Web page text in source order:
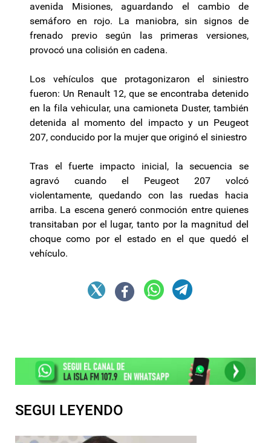
avenida Misiones, aguardando el cambio de
semáforo en rojo. La maniobra, sin signos de
frenado previo según las primeras versiones,
provocó una colisión en cadena.
Los vehículos que protagonizaron el siniestro
fueron: Un Renault 12, que se encontraba detenido
en la fila vehicular, una camioneta Duster, también
detenida al momento del impacto y un Peugeot
207, conducido por la mujer que originó el siniestro
Tras el fuerte impacto inicial, la secuencia se
agravó cuando el Peugeot 207 volcó
violentamente, quedando con las ruedas hacia
arriba. La escena generó conmoción entre quienes
transitaban por el lugar, tanto por la magnitud del
choque como por el estado en el que quedó el
vehículo.
SEGUI LEYENDO